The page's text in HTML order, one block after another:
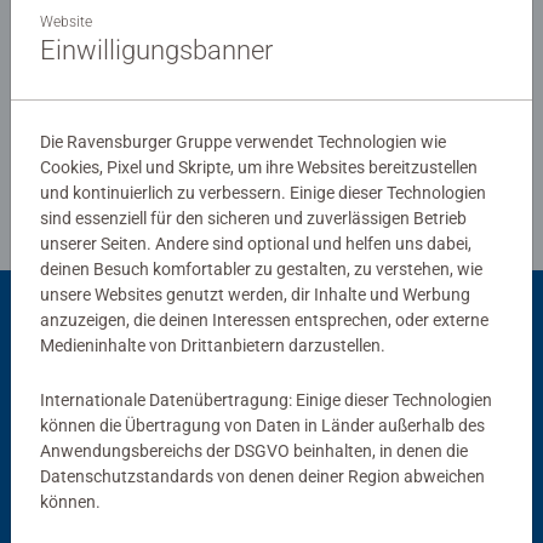
Ravensburg hergestellt werden. Jahrzehntelange
Erfahrung in der Puzzleproduktion, den hohen
die Herzen der Puzzler höherschlagen und erleben, wie
eins zum andern passt. Das ist die Ravensburger
Leidenschaft für Qualität.
Richtlinien für Bewertungen
Passend dazu
Website
Einwilligungsbanner
Die Ravensburger Gruppe verwendet Technologien wie
Cookies, Pixel und Skripte, um ihre Websites bereitzustellen
und kontinuierlich zu verbessern. Einige dieser Technologien
sind essenziell für den sicheren und zuverlässigen Betrieb
unserer Seiten. Andere sind optional und helfen uns dabei,
deinen Besuch komfortabler zu gestalten, zu verstehen, wie
unsere Websites genutzt werden, dir Inhalte und Werbung
anzuzeigen, die deinen Interessen entsprechen, oder externe
Medieninhalte von Drittanbietern darzustellen.
Internationale Datenübertragung: Einige dieser Technologien
können die Übertragung von Daten in Länder außerhalb des
Anwendungsbereichs der DSGVO beinhalten, in denen die
Datenschutzstandards von denen deiner Region abweichen
können.